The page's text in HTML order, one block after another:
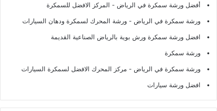
أفضل ورشة سمكرة في الرياض - المركز الافضل للسمكرة
ورشة سمكرة في الرياض - ورشة المحرك لسمكرة ودهان السيارات
افضل ورشة سمكرة ورش بوية بالرياض الصناعية القديمة
ورشة سمكرة
ورشة سمكرة في الرياض - مركز المحرك الافضل لسمكرة السيارات
افضل ورشة سيارات